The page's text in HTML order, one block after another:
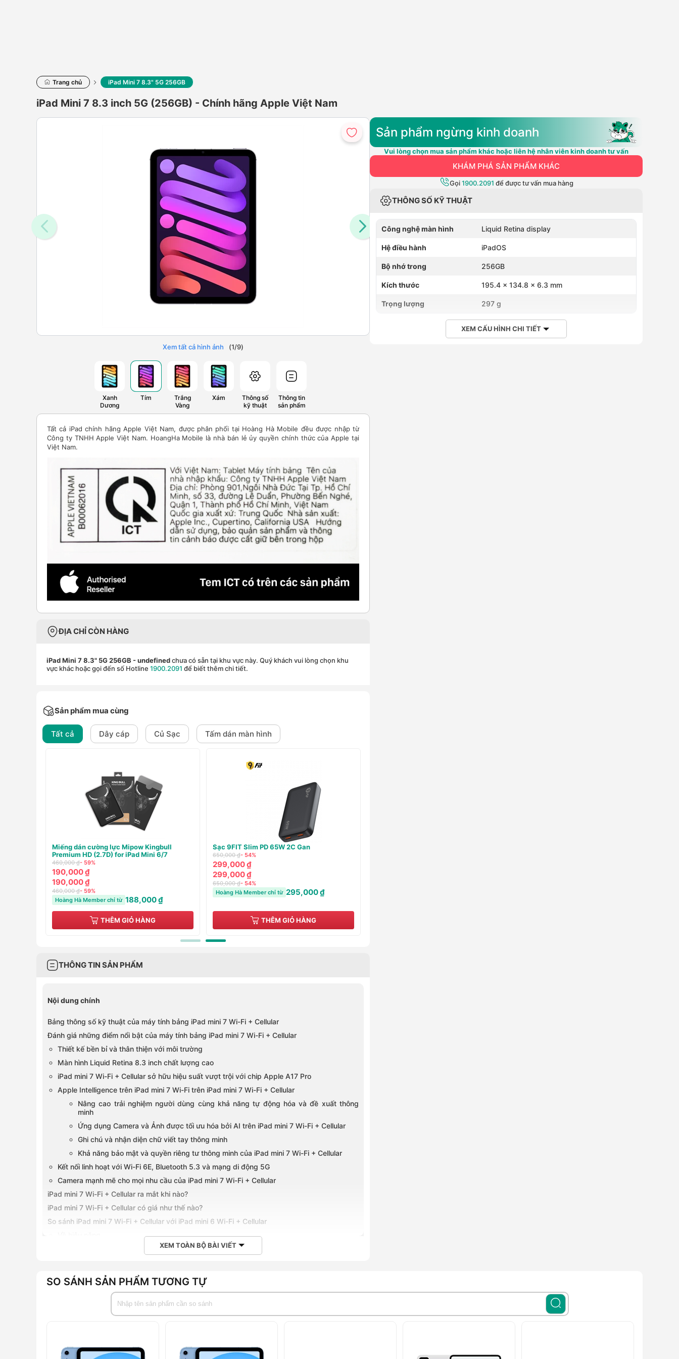
Trang chủ iPad Mini 7 8.3" 5G 256GB
iPad Mini 7 8.3 inch 5G (256GB) - Chính hãng Apple Việt Nam
Xem tất cả hình ảnh (1/9)
Xanh
Dương
Tím
Trắng
Vàng
Xám
Thông số
kỹ thuật
Thông tin
sản phẩm
Tất cả iPad chính hãng Apple Việt Nam, được phân phối tại Hoàng Hà Mobile đều được nhập từ
Công ty TNHH Apple Việt Nam. HoangHa Mobile là nhà bán lẻ ủy quyền chính thức của Apple tại
Việt Nam.
ĐỊA CHỈ CÒN HÀNG
iPad Mini 7 8.3" 5G 256GB - undefinedchưa có sẵn tại khu vực này. Quý khách vui lòng chọn khu
vực khác hoặc gọi đến số Hotline 1900.2091 để biết thêm chi tiết.
Sản phẩm mua cùng
Tất cả Dây cáp Củ Sạc Tấm dán màn hình
Cáp Mophie Essentials USB-C to USB-C
60W 1M - Chính hãng
250,000 ₫- 20%
200,000 ₫
200,000 ₫
250,000 ₫- 20%
Hoàng Hà Member chỉ từ 198,000 ₫
THÊM GIỎ HÀNG
Sạc Mophie Essentials PD 45W 2C GaN
790,000 ₫- 38%
490,000 ₫
490,000 ₫
790,000 ₫- 38%
Hoàng Hà Member chỉ từ 484,000 ₫
THÊM GIỎ HÀNG
THÔNG TIN SẢN PHẨM
Nội dung chính
Bảng thông số kỹ thuật của máy tính bảng iPad mini 7 Wi-Fi + Cellular
Đánh giá những điểm nổi bật của máy tính bảng iPad mini 7 Wi-Fi + Cellular
Thiết kế bền bỉ và thân thiện với môi trường
Màn hình Liquid Retina 8.3 inch chất lượng cao
iPad mini 7 Wi-Fi + Cellular sở hữu hiệu suất vượt trội với chip Apple A17 Pro
Apple Intelligence trên iPad mini 7 Wi-Fi trên iPad mini 7 Wi-Fi + Cellular
Nâng cao trải nghiệm người dùng cùng khả năng tự động hóa và đề xuất thông
minh
Ứng dụng Camera và Ảnh được tối ưu hóa bởi AI trên iPad mini 7 Wi-Fi + Cellular
Ghi chú và nhận diện chữ viết tay thông minh
Khả năng bảo mật và quyền riêng tư thông minh của iPad mini 7 Wi-Fi + Cellular
Kết nối linh hoạt với Wi-Fi 6E, Bluetooth 5.3 và mạng di động 5G
Camera mạnh mẽ cho mọi nhu cầu của iPad mini 7 Wi-Fi + Cellular
iPad mini 7 Wi-Fi + Cellular ra mắt khi nào?
iPad mini 7 Wi-Fi + Cellular có giá như thế nào?
So sánh iPad mini 7 Wi-Fi + Cellular với iPad mini 6 Wi-Fi + Cellular
Về khả năng hỗ trợ các loại SIM
Về các sản phẩm tương thích và tiện ích khác
Mua iPad mini 7 Wi-Fi + Cellular chính hãng tại Hoàng Hà Mobile
tích hợp, màn hình Liquid Retina 8.3 inch cùng độ phân giải 2266x1488, thiết bị này vô cùng lý
XEM TOÀN BỘ BÀI VIẾT
Sản phẩm ngừng kinh doanh
Vui lòng chọn mua sản phẩm khác hoặc liên hệ nhân viên kinh doanh tư vấn
KHÁM PHÁ SẢN PHẨM KHÁC
Gọi1900.2091 để được tư vấn mua hàng
THÔNG SỐ KỸ THUẬT
Công nghệ màn hình Liquid Retina display
Hệ điều hành iPadOS
Bộ nhớ trong 256GB
Kích thước 195.4 x 134.8 x 6.3 mm
Trọng lượng 297 g
XEM CẤU HÌNH CHI TIẾT
SO SÁNH SẢN PHẨM TƯƠNG TỰ